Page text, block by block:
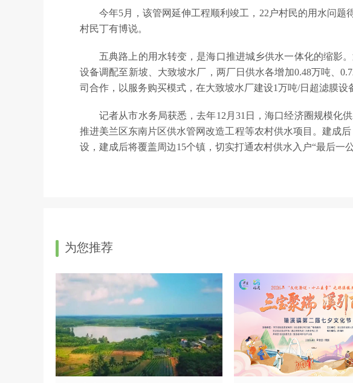
今年5月，该管网延伸工程顺利竣工，22户村民的用水问
村民丁有博说。
五典路上的用水转变，是海口推进城乡供水一体化的缩影
设备调配至新坡、大致坡水厂，两厂日供水各增加0.48万吨、
司合作，以服务购买模式，在大致坡水厂建设1万吨/日超滤膜设
记者从市水务局获悉，去年12月31日，海口经济圈规模化
推进美兰区东南片区供水管网改造工程等农村供水项目。建成
设，建成后将覆盖周边15个镇，切实打通农村供水入户“最后一公
为您推荐